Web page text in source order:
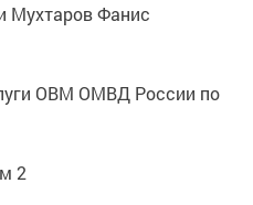
Мухтаров Фанис
ОВМ ОМВД России по
2